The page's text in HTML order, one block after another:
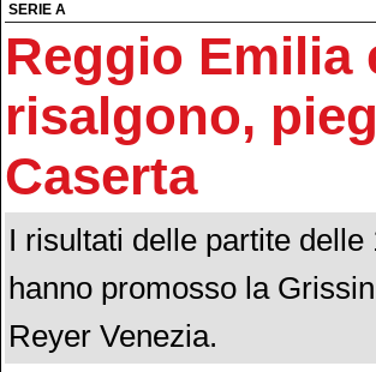
SERIE A
Reggio Emilia
risalgono,
Caserta
I risultati delle partite
hanno promosso la
Reyer Venezia.